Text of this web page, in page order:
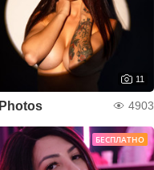
11
4903
БЕСПЛАТНО